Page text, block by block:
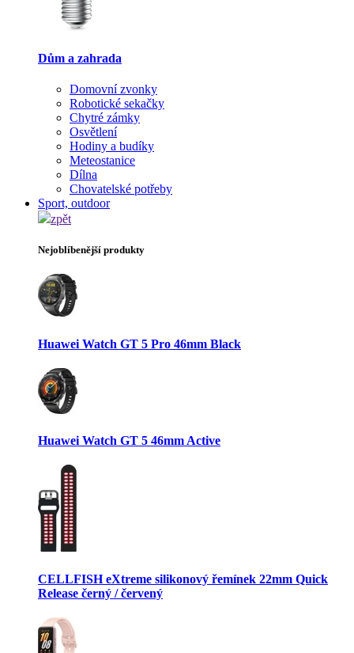
Dům a zahrada
Domovní zvonky
Robotické sekačky
Chytré zámky
Osvětlení
Hodiny a budíky
Meteostanice
Dílna
Chovatelské potřeby
Sport, outdoor
zpět
Nejoblíbenější produkty
Huawei Watch GT 5 Pro 46mm Black
Huawei Watch GT 5 46mm Active
CELLFISH eXtreme silikonový řemínek 22mm Quick
Release černý / červený